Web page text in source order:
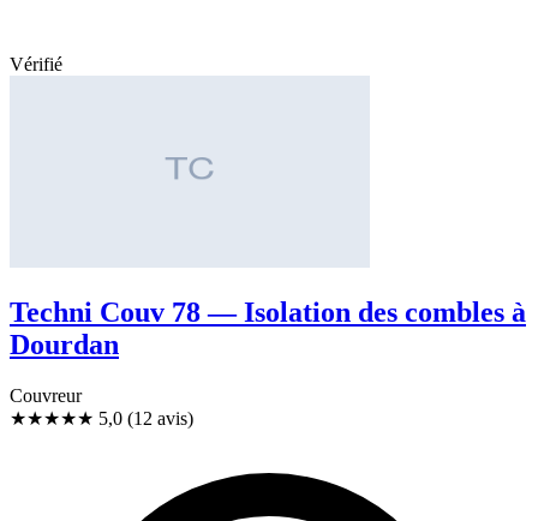
Vérifié
Techni Couv 78 — Isolation des combles à
Dourdan
Couvreur
★★★★★ 5,0 (12 avis)